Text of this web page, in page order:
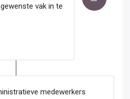
vak in te
medewerkers